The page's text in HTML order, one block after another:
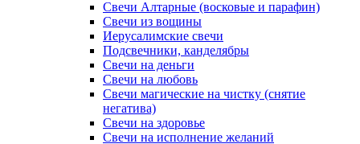
Свечи Алтарные (восковые и парафин)
Свечи из вощины
Иерусалимские свечи
Подсвечники, канделябры
Свечи на деньги
Свечи на любовь
Свечи магические на чистку (снятие
негатива)
Свечи на здоровье
Свечи на исполнение желаний